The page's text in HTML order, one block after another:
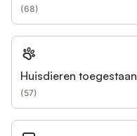
(68)
Huisdieren toegestaan
(57)